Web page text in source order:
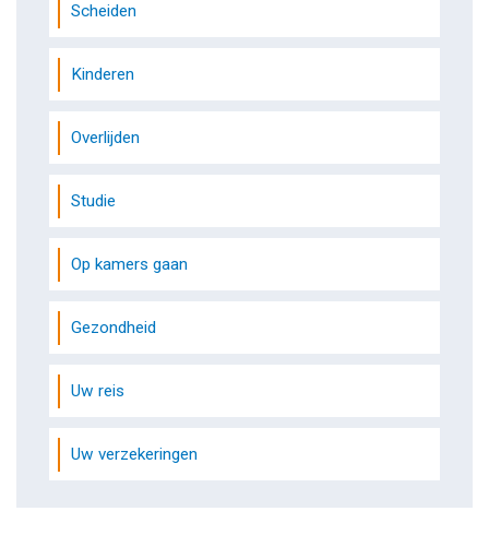
Scheiden
Kinderen
Overlijden
Studie
Op kamers gaan
Gezondheid
Uw reis
Uw verzekeringen